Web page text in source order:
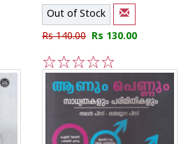
Out of Stock
Rs 140.00 Rs 130.00
5
4
3
2
1